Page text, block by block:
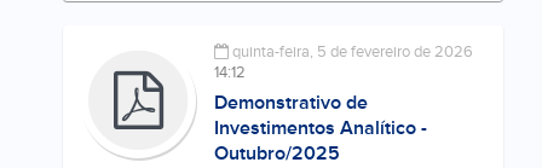
quinta-feira, 5 de fevereiro de 2026
14:12
Demonstrativo de
Investimentos Analítico -
Outubro/2025